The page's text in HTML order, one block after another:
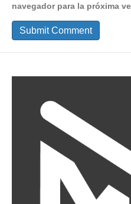
navegador para la próxima